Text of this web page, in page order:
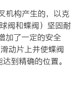
机构产生的，以克
阀和蝶阀）坚固耐
加了一定的安全
动片上并使蝶阀
到精确的位置。